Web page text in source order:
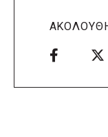
πριν από 18 ώρες
διάκριση
Awards 2026